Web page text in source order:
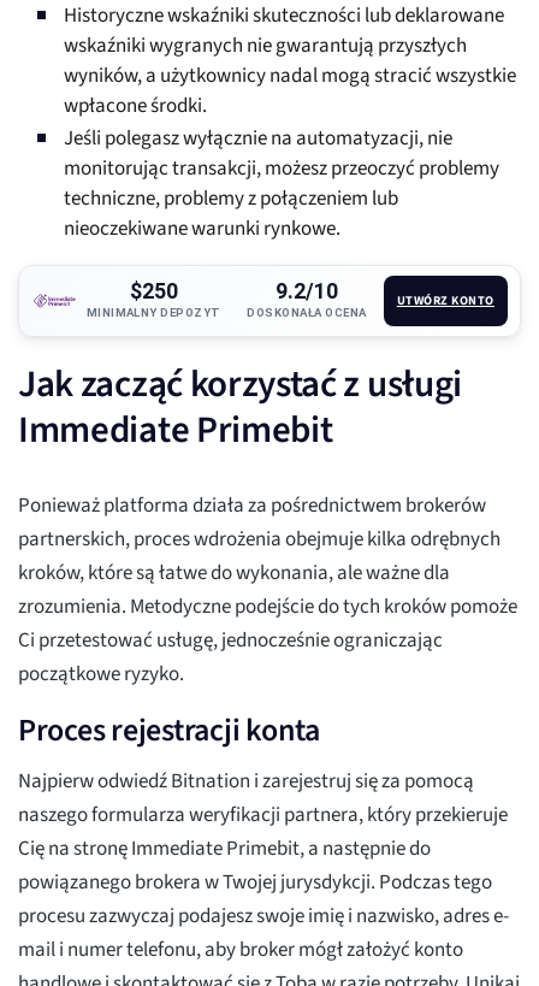
Historyczne wskaźniki skuteczności lub deklarowane
wskaźniki wygranych nie gwarantują przyszłych
wyników, a użytkownicy nadal mogą stracić wszystkie
wpłacone środki.
Jeśli polegasz wyłącznie na automatyzacji, nie
monitorując transakcji, możesz przeoczyć problemy
techniczne, problemy z połączeniem lub
nieoczekiwane warunki rynkowe.
$250
MINIMALNY DEPOZYT
9.2/10
DOSKONAŁA OCENA
UTWÓRZ KONTO
Jak zacząć korzystać z usługi
Immediate Primebit
Ponieważ platforma działa za pośrednictwem brokerów
partnerskich, proces wdrożenia obejmuje kilka odrębnych
kroków, które są łatwe do wykonania, ale ważne dla
zrozumienia. Metodyczne podejście do tych kroków pomoże
Ci przetestować usługę, jednocześnie ograniczając
początkowe ryzyko.
Proces rejestracji konta
Najpierw odwiedź Bitnation i zarejestruj się za pomocą
naszego formularza weryfikacji partnera, który przekieruje
Cię na stronę Immediate Primebit, a następnie do
powiązanego brokera w Twojej jurysdykcji. Podczas tego
procesu zazwyczaj podajesz swoje imię i nazwisko, adres e-
mail i numer telefonu, aby broker mógł założyć konto